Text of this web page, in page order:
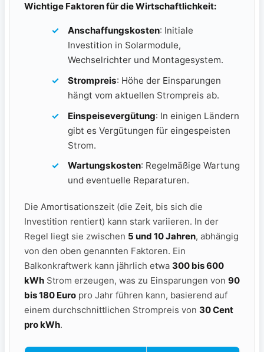
Wichtige Faktoren für die Wirtschaftlichkeit:
Anschaffungskosten: Initiale
Investition in Solarmodule,
Wechselrichter und Montagesystem.
Strompreis: Höhe der‌ Einsparungen
⁢hängt vom aktuellen Strompreis ab.
Einspeisevergütung: In einigen Ländern
gibt es Vergütungen für eingespeisten
Strom.
Wartungskosten: Regelmäßige Wartung
und eventuelle ​Reparaturen.
Die Amortisationszeit (die Zeit, bis sich die
Investition rentiert) kann stark ‍variieren. In der
Regel liegt sie zwischen 5 und ⁤10 ‍Jahren, abhängig
von den oben genannten Faktoren. Ein
Balkonkraftwerk kann jährlich etwa 300 ‍bis 600
kWh Strom erzeugen, was zu ⁢Einsparungen von 90
bis ​180 Euro ‌pro Jahr führen kann, basierend‍ auf
einem ‌durchschnittlichen Strompreis von 30 Cent
pro kWh.